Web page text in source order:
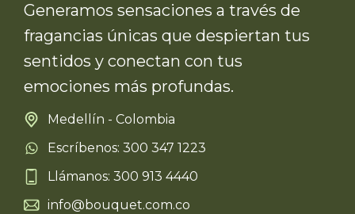
Generamos sensaciones a través de
fragancias únicas que despiertan tus
sentidos y conectan con tus
emociones más profundas.
Medellín - Colombia
Escríbenos: 300 347 1223
Llámanos: 300 913 4440
info@bouquet.com.co